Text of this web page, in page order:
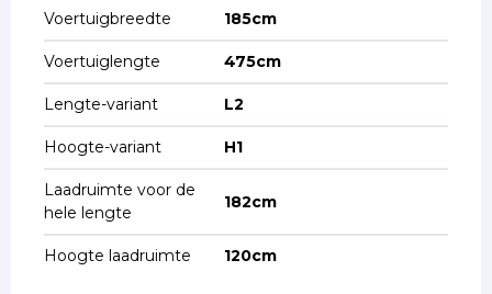
Voertuigbreedte 185cm
Voertuiglengte 475cm
Lengte-variant L2
Hoogte-variant H1
Laadruimte voor de
hele lengte
182cm
Hoogte laadruimte 120cm